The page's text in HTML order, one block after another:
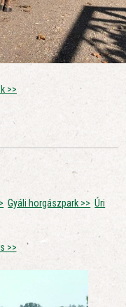
>>
Gyáli horgászpark >> Úri
>>